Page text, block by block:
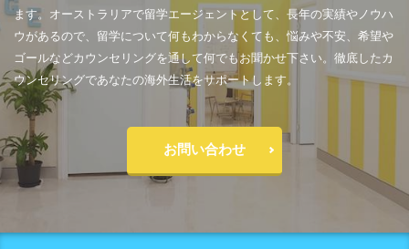
ます。オーストラリアで留学エージェントとして、長年の実績やノウハ
ウがあるので、留学について何もわからなくても、悩みや不安、希望や
ゴールなどカウンセリングを通して何でもお聞かせ下さい。徹底したカ
ウンセリングであなたの海外生活をサポートします。
お問い合わせ